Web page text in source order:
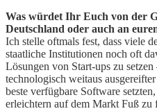
Was würdet Ihr Euch von der
Deutschland oder auch an
Ich stelle oftmals fest, dass viele
staatliche Institutionen noch oft
Lösungen von Start-ups zu
technologisch weitaus
beste verfügbare Software
erleichtern auf dem Markt Fuß zu